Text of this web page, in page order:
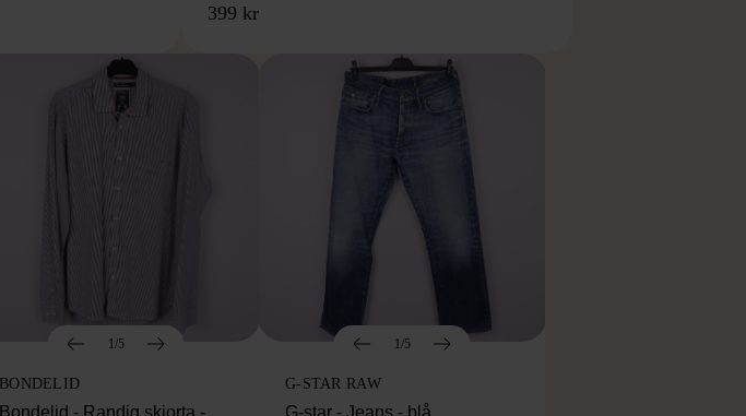
399 kr
1/5
BONDELID
1/5
G-STAR RAW